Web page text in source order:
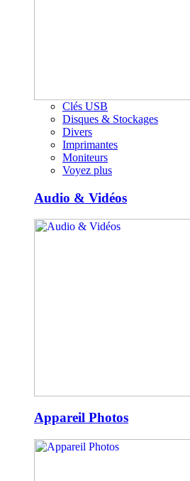
Clés USB
Disques & Stockages
Divers
Imprimantes
Moniteurs
Voyez plus
Audio & Vidéos
Appareil Photos